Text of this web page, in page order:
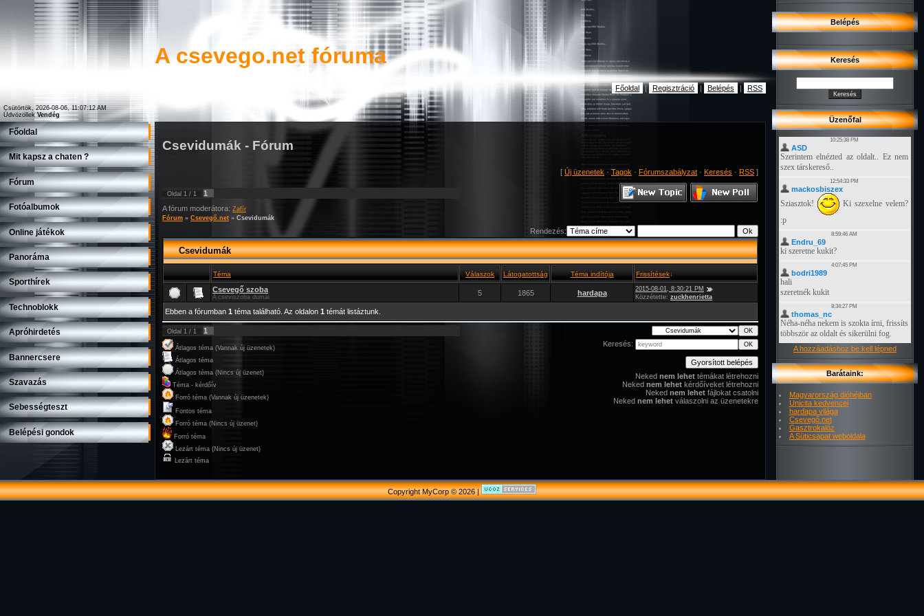
Csütörtök, 2026-08-06, 11:07:12 AM
Üdvözöllek Vendég
A csevego.net fóruma
Főoldal | Regisztráció | Belépés | RSS
Főoldal
Mit kapsz a chaten ?
Fórum
Fotóalbumok
Online játékok
Panoráma
Sporthírek
Technoblokk
Apróhirdetés
Bannercsere
Szavazás
Sebességteszt
Belépési gondok
Csevidumák - Fórum
[ Új üzenetek · Tagok · Fórumszabályzat · Keresés · RSS ]
Oldal 1 / 1
1
A fórum moderátora: Zafír
Fórum » Csevegő.net » Csevidumák
Rendezés:
Csevidumák
Téma Válaszok Látogatottság Téma indítója Frissítések↓
Csevegő szoba
A cseviszoba dumái 5 1865 hardapa
2015-08-01, 8:30:21 PM
Közzétette: zuckhenrietta
Ebben a fórumban 1 téma található. Az oldalon 1 témát listáztunk.
Oldal 1 / 1 1
Átlagos téma (Vannak új üzenetek)
Átlagos téma
Átlagos téma (Nincs új üzenet)
Téma - kérdőív
Forró téma (Vannak új üzenetek)
Fontos téma
Forró téma (Nincs új üzenet)
Forró téma
Lezárt téma (Nincs új üzenet)
Lezárt téma
Keresés:
Neked nem lehet témákat létrehozni
Neked nem lehet kérdőíveket létrehozni
Neked nem lehet fájlokat csatolni
Neked nem lehet válaszolni az üzenetekre
Belépés
Keresés
Üzenőfal
A hozzáadáshoz be kell lépned
Barátaink:
Magyarország dióhéjban
Unicita kedvencei
hardapa világa
Csevegő.net
Gasztrokalóz
A Süticsapat weboldala
Copyright MyCorp © 2026|